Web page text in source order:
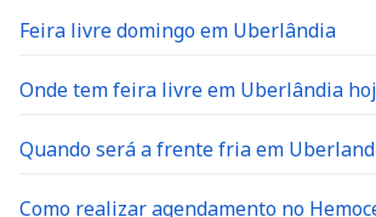
Feira livre domingo em Uberlândia
Onde tem feira livre em Uberlândia
Quando será a frente fria em
Como realizar agendamento no